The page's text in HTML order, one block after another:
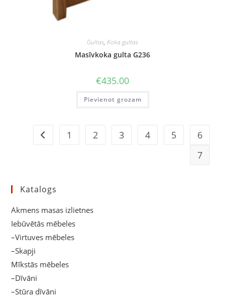
Gultas, Koka gultas
Masīvkoka gulta G236
€435.00
Pievienot grozam
1 2 3 4 5
6
7
Katalogs
Akmens masas izlietnes
Iebūvētās mēbeles
–Virtuves mēbeles
–Skapji
Mīkstās mēbeles
–Dīvāni
–Stūra dīvāni